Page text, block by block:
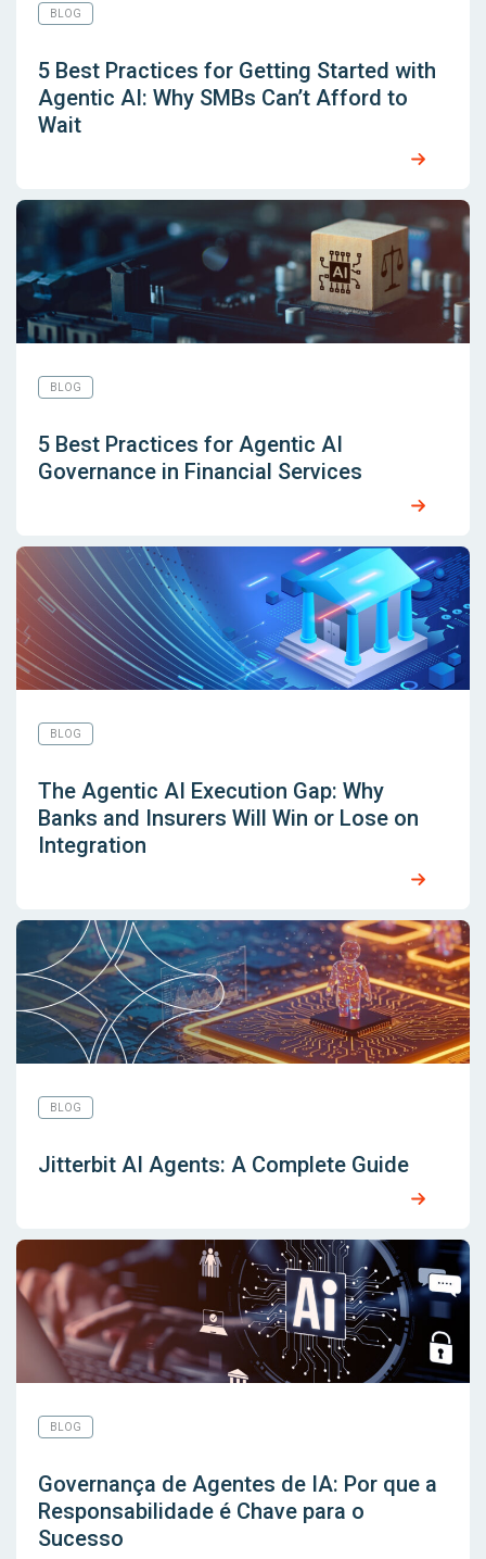
BLOG
5 Best Practices for Getting Started with
Agentic AI: Why SMBs Can’t Afford to
Wait
BLOG
5 Best Practices for Agentic AI
Governance in Financial Services
BLOG
The Agentic AI Execution Gap: Why
Banks and Insurers Will Win or Lose on
Integration
BLOG
Jitterbit AI Agents: A Complete Guide
BLOG
Governança de Agentes de IA: Por que a
Responsabilidade é Chave para o
Sucesso